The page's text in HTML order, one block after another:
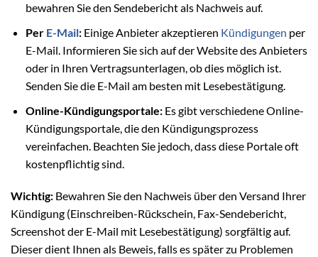
bewahren Sie den Sendebericht als Nachweis auf.
Per E-Mail:Einige Anbieter akzeptieren Kündigungen per
E-Mail. Informieren Sie sich auf der Website des Anbieters
oder in Ihren Vertragsunterlagen, ob dies möglich ist.
Senden Sie die E-Mail am besten mit Lesebestätigung.
Online-Kündigungsportale:Es gibt verschiedene Online-
Kündigungsportale, die den Kündigungsprozess
vereinfachen. Beachten Sie jedoch, dass diese Portale oft
kostenpflichtig sind.
Wichtig: Bewahren Sie den Nachweis über den Versand Ihrer
Kündigung (Einschreiben-Rückschein, Fax-Sendebericht,
Screenshot der E-Mail mit Lesebestätigung) sorgfältig auf.
Dieser dient Ihnen als Beweis, falls es später zu Problemen